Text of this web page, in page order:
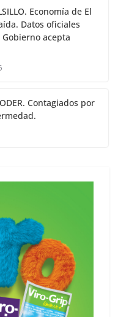
Economía de El
Datos oficiales
acepta
Contagiados por